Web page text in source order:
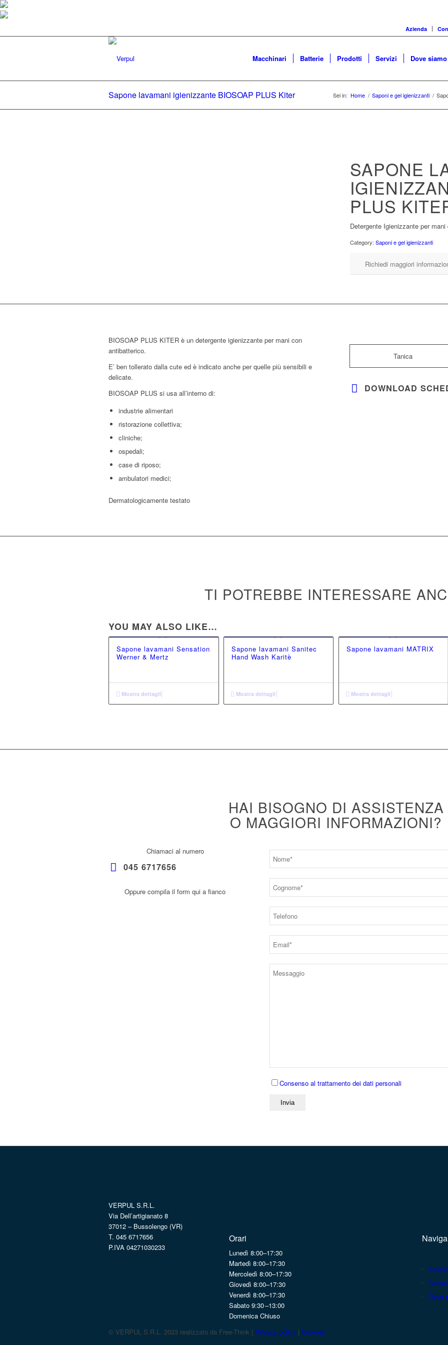
Azienda
Macchinari Batterie Prodotti Servizi Dove siamo
Sapone lavamani igienizzante BIOSOAP PLUS Kiter Sei in: Home / Saponi e gel igienizzanti /
SAPONE
PLUS
Detergente Igienizzante per
Category: Saponi e gel igienizzanti
Richiedi maggiori
BIOSOAP PLUS KITER è un detergente igienizzante per mani con
antibatterico.
E’ ben tollerato dalla cute ed è indicato anche per quelle più sensibili e
delicate.
BIOSOAP PLUS si usa all’interno di:
industrie alimentari
ristorazione collettiva;
cliniche;
ospedali;
case di riposo;
ambulatori medici;
Dermatologicamente testato
Tanica
DOWNLOAD
TI POTREBBE INTERESSARE
YOU MAY ALSO LIKE…
Sapone lavamani Sensation
Werner & Mertz
Mostra dettagli
Sapone lavamani Sanitec
Hand Wash Karitè
Mostra dettagli
Sapone lavamani MATRIX
Mostra dettagli
HAI BISOGNO DI ASSISTENZA
O MAGGIORI INFORMAZIONI?
Chiamaci al numero
045 6717656
Oppure compila il form qui a fianco
Consenso al trattamento dei dati personali
VERPUL S.R.L.
Via Dell’artigianato 8
37012 – Bussolengo (VR)
T. 045 6717656
P.IVA 04271030233
Orari
Lunedì 8:00–17:30
Martedì 8:00–17:30
Mercoledì 8:00–17:30
Giovedì 8:00–17:30
Venerdì 8:00–17:30
Sabato 9:30 –13:00
Domenica Chiuso
Naviga
Dove
© VERPUL S.R.L. 2023 realizzato da Free-Think | Privacy policy | Cookies